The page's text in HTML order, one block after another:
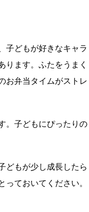
子どもが好きなキャラ
ります。ふたをうまく
お弁当タイムがストレ
。子どもにぴったりの
どもが少し成長したら
ておいてください。